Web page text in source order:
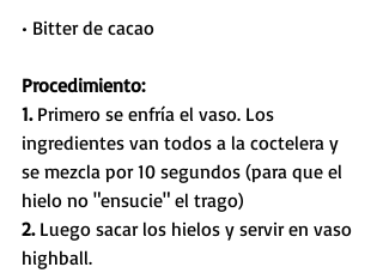
• Bitter de cacao
Procedimiento:
1. Primero se enfría el vaso. Los
ingredientes van todos a la coctelera y
se mezcla por 10 segundos (para que el
hielo no "ensucie" el trago)
2. Luego sacar los hielos y servir en vaso
highball.